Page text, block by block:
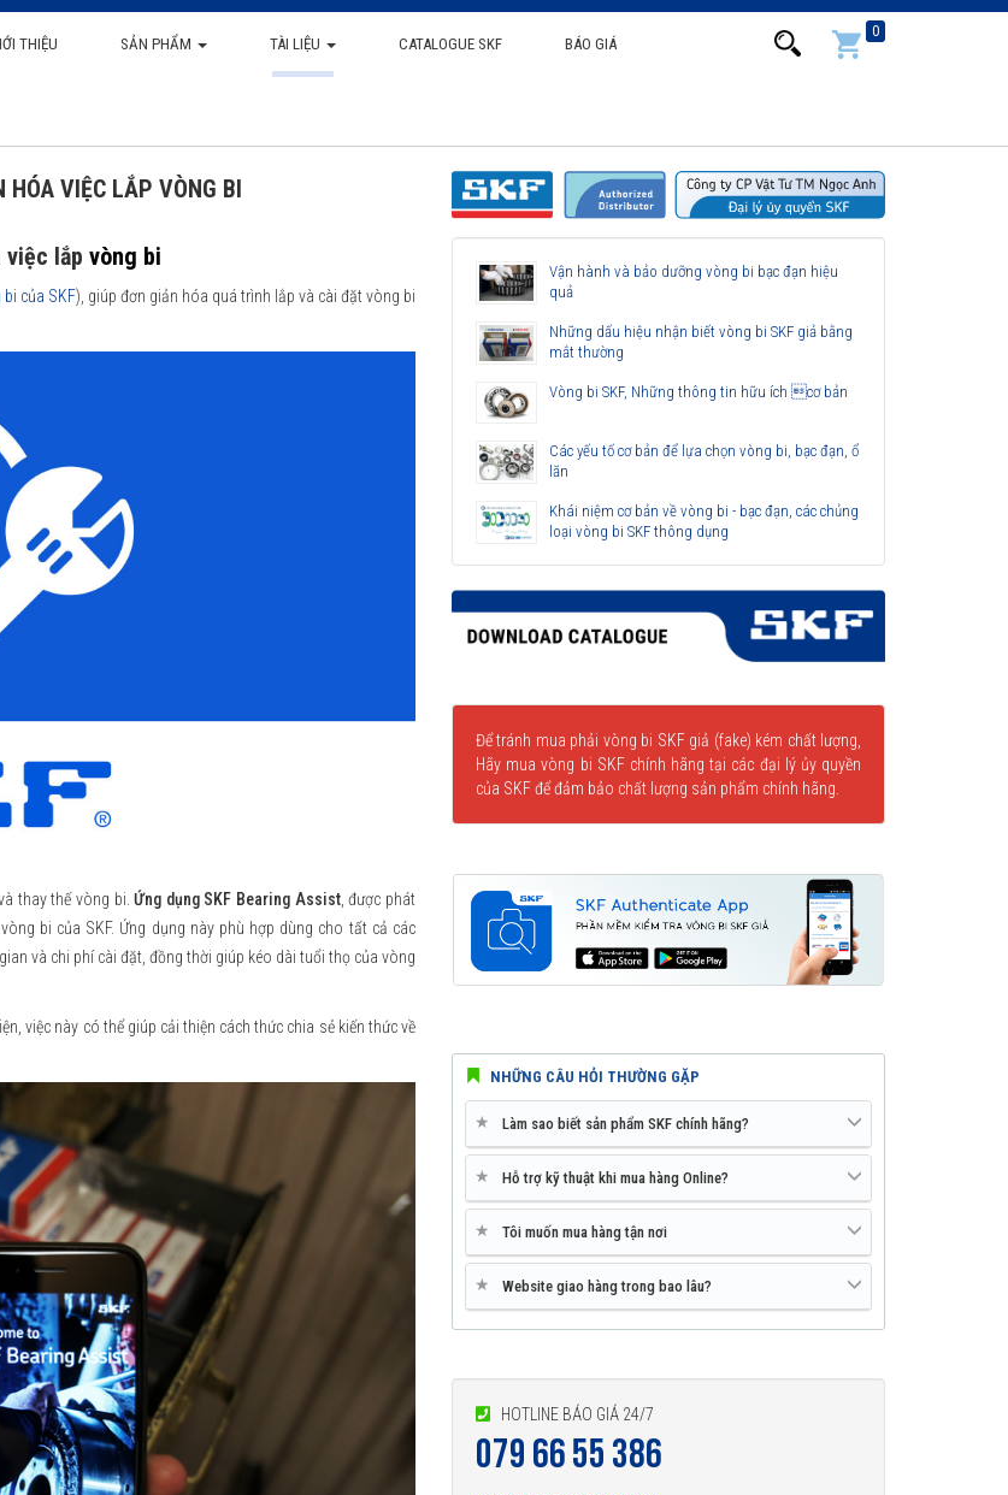
THIỆU SẢN PHẨM TÀI LIỆU CATALOGUE SKF BÁO GIÁ
0
HÓA VIỆC LẮP VÒNG BI
việc lắp vòng bi
bi của SKF), giúp đơn giản hóa quá trình lắp và cài đặt vòng bi
thay thế vòng bi.Ứng dụng SKF Bearing Assist, được phát
bi của SKF. Ứng dụng này phù hợp dùng cho tất cả các
và chi phí cài đặt, đồng thời giúp kéo dài tuổi thọ của vòng
việc này có thể giúp cải thiện cách thức chia sẻ kiến thức về
Vận hành và bảo dưỡng vòng bi bạc đạn hiệu
quả
Những dấu hiệu nhận biết vòng bi SKF giả bằng
mắt thường
Vòng bi SKF, Những thông tin hữu ích cơ bản
Các yếu tố cơ bản để lựa chọn vòng bi, bạc đạn, ổ
lăn
Khái niệm cơ bản về vòng bi - bạc đạn, các chủng
loại vòng bi SKF thông dụng
Để tránh mua phải vòng bi SKF giả (fake) kém chất lượng,
Hãy mua vòng bi SKF chính hãng tại các đại lý ủy quyền
của SKF để đảm bảo chất lượng sản phẩm chính hãng.
NHỮNG CÂU HỎI THƯỜNG GẶP
★ Làm sao biết sản phẩm SKF chính hãng?
★ Hỗ trợ kỹ thuật khi mua hàng Online?
★ Tôi muốn mua hàng tận nơi
★ Website giao hàng trong bao lâu?
HOTLINE BÁO GIÁ 24/7
079 66 55 386